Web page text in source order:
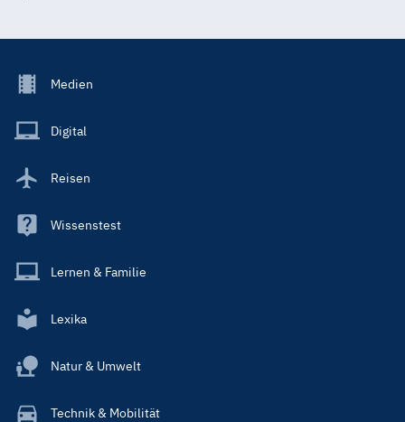
Footer
Main
Medien
Digital
Reisen
Wissenstest
Lernen & Familie
Lexika
Natur & Umwelt
Technik & Mobilität